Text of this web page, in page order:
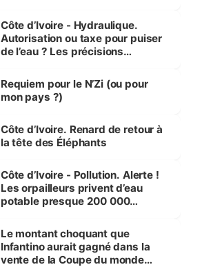
Côte d’Ivoire - Hydraulique.
Autorisation ou taxe pour puiser
de l’eau ? Les précisions
Requiem pour le N’Zi (ou pour
mon pays ?)
Côte d’Ivoire. Renard de retour à
la tête des Éléphants
Côte d’Ivoire - Pollution. Alerte !
Les orpailleurs privent d’eau
potable presque 200 000
Le montant choquant que
Infantino aurait gagné dans la
vente de la Coupe du monde